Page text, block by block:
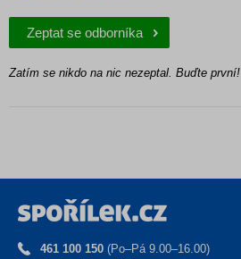
Zeptat se odborníka
Zatím se nikdo na nic nezeptal. Buďte první!
461 100 150 (Po–Pá 9.00–16.00)